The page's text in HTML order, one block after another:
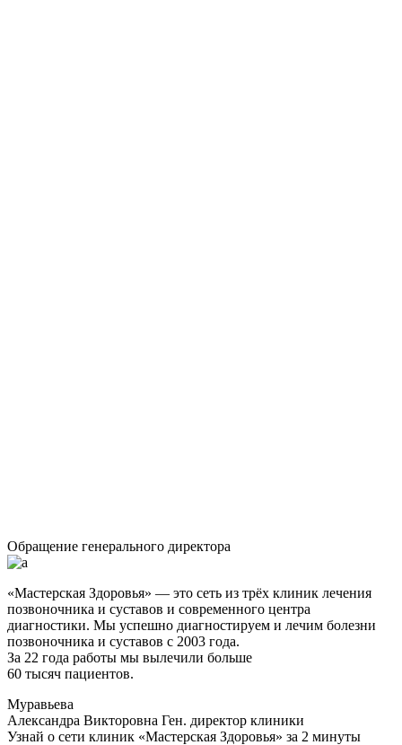
Обращение генерального директора
«Мастерская Здоровья» — это сеть из трёх клиник лечения
позвоночника и суставов и современного центра
диагностики. Мы успешно диагностируем и лечим болезни
позвоночника и суставов с 2003 года.
За 22 года работы мы вылечили больше
60 тысяч пациентов.
Муравьева
Александра Викторовна Ген. директор клиники
Узнай о сети клиник «Мастерская Здоровья» за 2 минуты